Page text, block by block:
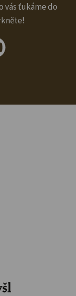
vás ťukáme do